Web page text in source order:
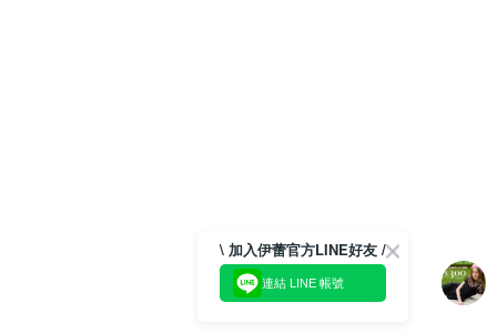
\ 加入伊蕾官方LINE好友 /
連結 LINE 帳號